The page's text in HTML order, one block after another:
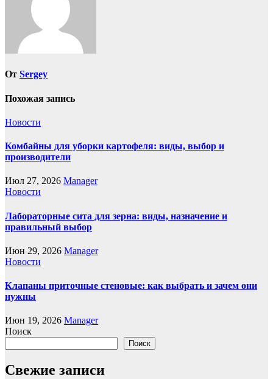
От Sergey
Похожая запись
Новости
Комбайны для уборки картофеля: виды, выбор и
производители
Июл 27, 2026 Manager
Новости
Лабораторные сита для зерна: виды, назначение и
правильный выбор
Июн 29, 2026 Manager
Новости
Клапаны приточные стеновые: как выбрать и зачем они
нужны
Июн 19, 2026 Manager
Поиск
Поиск
Свежие записи